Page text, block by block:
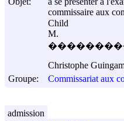
commissaire aux
Child
M.
Christophe
Groupe:
Commissariat aux
admission